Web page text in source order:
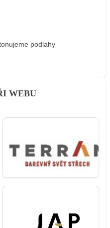
podlahy
WEBU